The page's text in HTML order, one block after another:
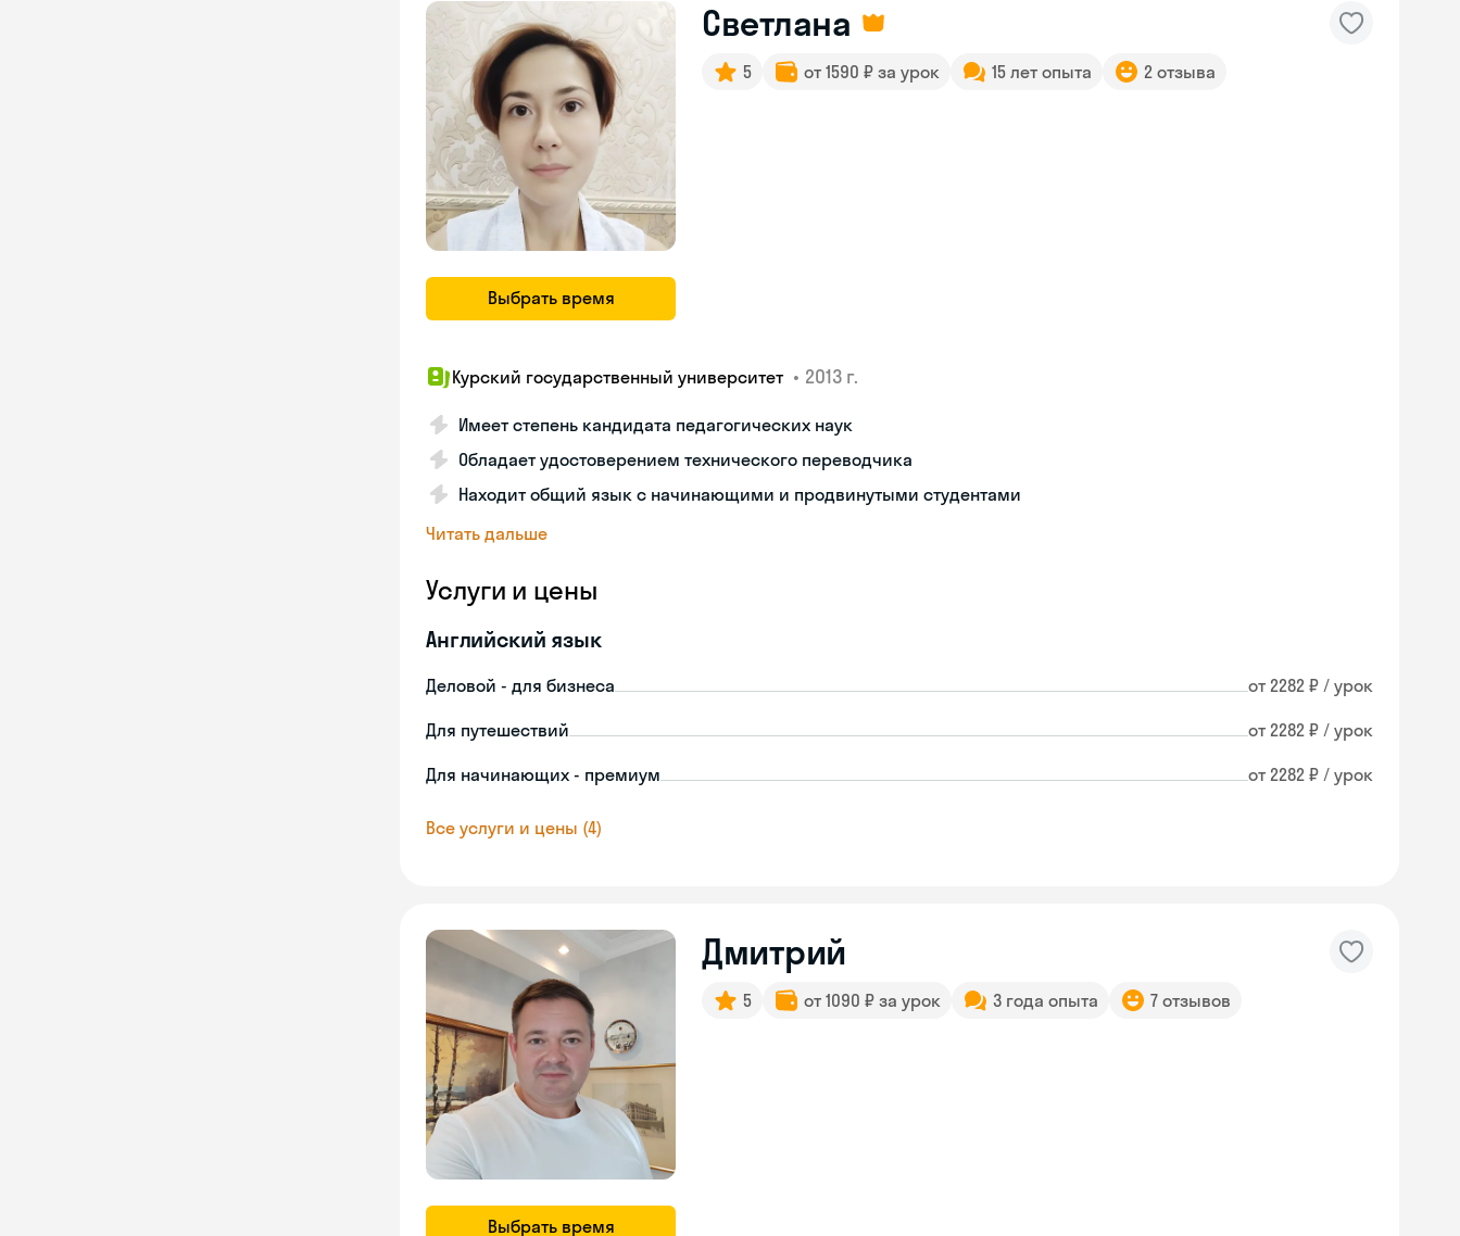
Выбрать время
Светлана
5 от 1590 ₽ за урок 15 лет опыта 2 отзыва
Курский государственный университет • 2013 г.
Имеет степень кандидата педагогических наук
Обладает удостоверением технического переводчика
Находит общий язык с начинающими и продвинутыми студентами
Читать дальше
Услуги и цены
Английский язык
Деловой - для бизнеса от 2282 ₽ / урок
Для путешествий от 2282 ₽ / урок
Для начинающих - премиум от 2282 ₽ / урок
Все услуги и цены (4)
Выбрать время
Дмитрий
5 от 1090 ₽ за урок 3 года опыта 7 отзывов